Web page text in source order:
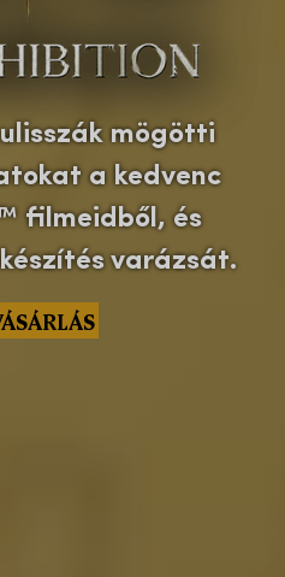
mögötti
a kedvenc
filmeidből, és
varázsát.